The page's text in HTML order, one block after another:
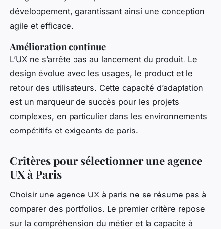
développement, garantissant ainsi une conception
agile et efficace.
Amélioration continue
L’UX ne s’arrête pas au lancement du produit. Le
design évolue avec les usages, le product et le
retour des utilisateurs. Cette capacité d’adaptation
est un marqueur de succès pour les projets
complexes, en particulier dans les environnements
compétitifs et exigeants de paris.
Critères pour sélectionner une agence
UX à Paris
Choisir une agence UX à paris ne se résume pas à
comparer des portfolios. Le premier critère repose
sur la compréhension du métier et la capacité à